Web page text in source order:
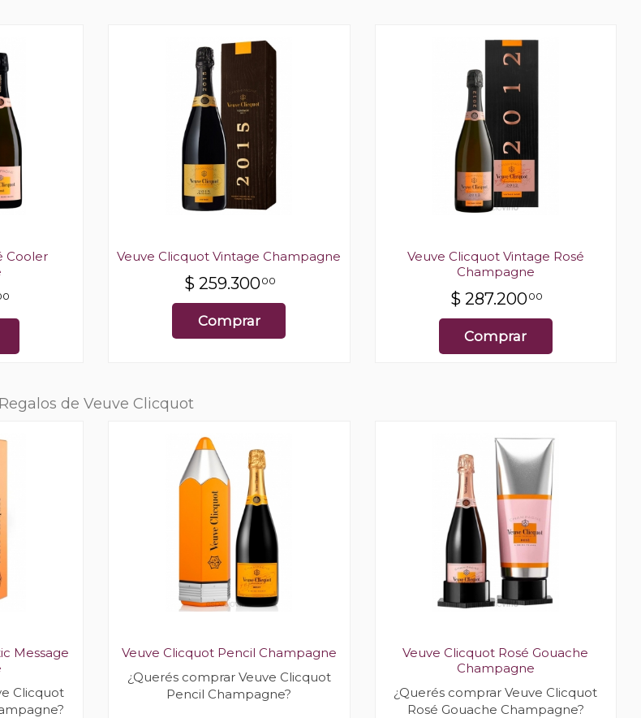
Cooler
Veuve Clicquot Vintage Champagne
$ 259.30000
Comprar
Veuve Clicquot Vintage Rosé
Champagne
$ 287.20000
Comprar
Regalos de Veuve Clicquot
Message
Clicquot
Veuve Clicquot Pencil Champagne
¿Querés comprar Veuve Clicquot
Pencil Champagne?
Veuve Clicquot Rosé Gouache
Champagne
¿Querés comprar Veuve Clicquot
Rosé Gouache Champagne?